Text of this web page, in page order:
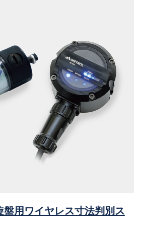
盤用ワイヤレス寸法判別ス